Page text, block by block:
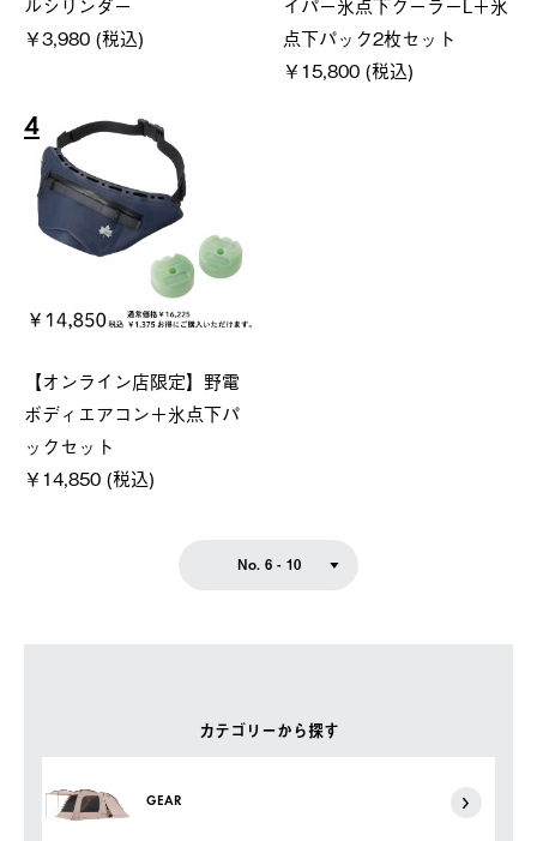
カテゴリーから探す
GEAR
￥3,980 (税込)
点下パック2枚セット
￥15,800 (税込)
4
【オンライン店限定】野電
ボディエアコン＋氷点下パ
ックセット
￥14,850 (税込)
No. 6 - 10